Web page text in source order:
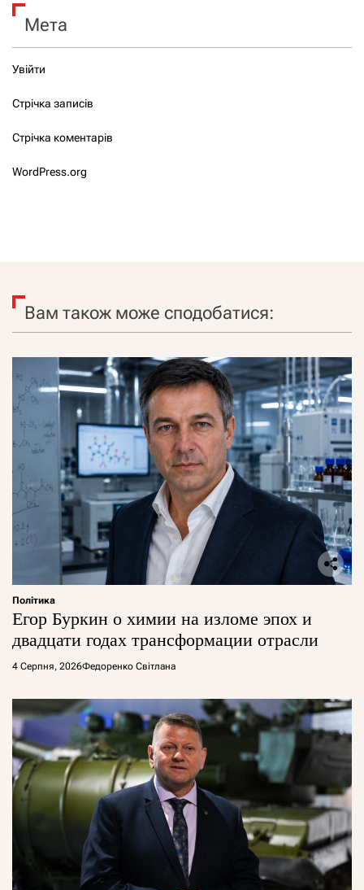
Мета
Увійти
Стрічка записів
Стрічка коментарів
WordPress.org
Вам також може сподобатися:
Політика
Егор Буркин о химии на изломе эпох и
двадцати годах трансформации отрасли
4 Серпня, 2026Федоренко Світлана